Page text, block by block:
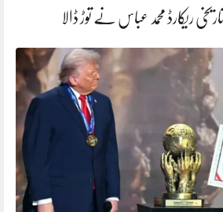
ریکارڈ محمد عباس نے توڑ ڈالا